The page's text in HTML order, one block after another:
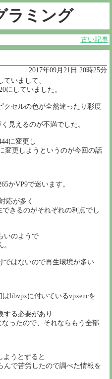
ラミング
古い記事
2017年09月21日 20時25分
いまして、
にしていました。
クセルの色が全然違ったり彩度
見えるのが不満でした。
に変更し
変更しようというのが今回の話
かVP9で迷います。
応が多く
きるのがそれぞれの利点でし
いのようで
ではないので再生環境が多い
libvpxに付いているvpxencを
する必要があり
ったので、それならもう全部
ようとすると
んで苦労したので調べた情報を